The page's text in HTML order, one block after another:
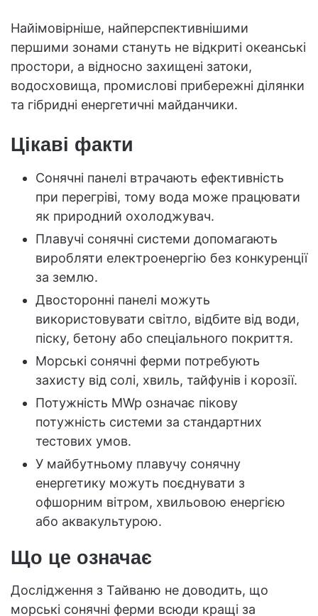
Найімовірніше, найперспективнішими
першими зонами стануть не відкриті океанські
простори, а відносно захищені затоки,
водосховища, промислові прибережні ділянки
та гібридні енергетичні майданчики.
Цікаві факти
Сонячні панелі втрачають ефективність
при перегріві, тому вода може працювати
як природний охолоджувач.
Плавучі сонячні системи допомагають
виробляти електроенергію без конкуренції
за землю.
Двосторонні панелі можуть
використовувати світло, відбите від води,
піску, бетону або спеціального покриття.
Морські сонячні ферми потребують
захисту від солі, хвиль, тайфунів і корозії.
Потужність MWp означає пікову
потужність системи за стандартних
тестових умов.
У майбутньому плавучу сонячну
енергетику можуть поєднувати з
офшорним вітром, хвильовою енергією
або аквакультурою.
Що це означає
Дослідження з Тайваню не доводить, що
морські сонячні ферми всюди кращі за